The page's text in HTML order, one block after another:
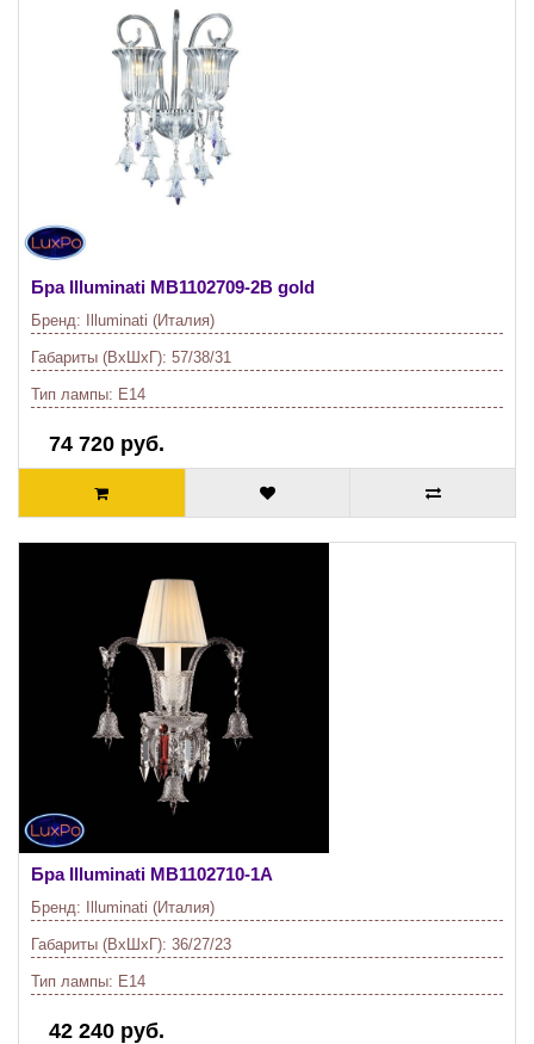
Бра Illuminati MB1102709-2B gold
Бренд: Illuminati (Италия)
Габариты (ВхШхГ): 57/38/31
Тип лампы: E14
74 720 руб.
Бра Illuminati MB1102710-1A
Бренд: Illuminati (Италия)
Габариты (ВхШхГ): 36/27/23
Тип лампы: E14
42 240 руб.